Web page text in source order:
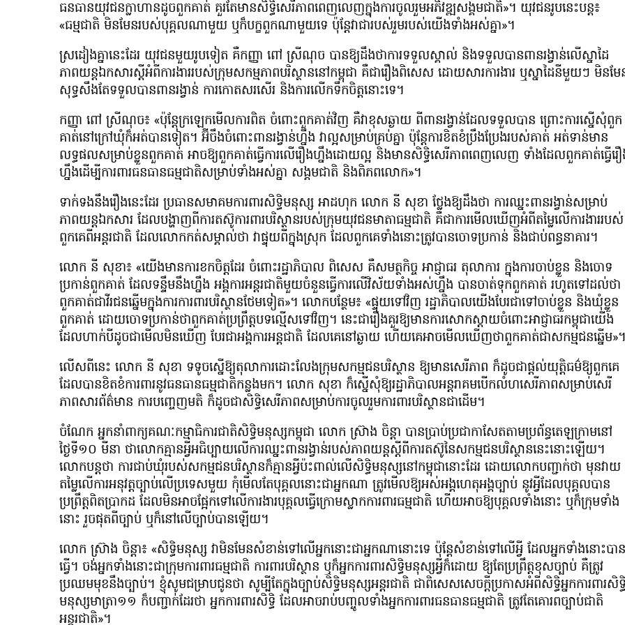
ធនធានយុវជនក្លាហានដូចពួកគាត់ គួរតែមានសិទ្ធិសេរីភាពពេញលេញក្នុងការចូលរួមអភិវឌ្ឍសង្គមជាតិ»។ យុវជនរូបនេះបន្ត៖
«ធម្មជាតិ មិនមែនរបស់បុគ្គលណាមួយ ឬក៏បក្ខពួកណាមួយទេ ប៉ុន្ដែវាជារបស់រួមរបស់យើងទាំងអស់គ្នា»។
ស្រដៀងគ្នានេះដែរ យុវជនមួយរូបទៀត គឺកញ្ញា ពៅ ស្រីណុច បានឱ្យដឹងថាការទទួលស្គាល់ និងទទួលបានពានរង្វាន់លើស្នាដៃ
ភាពយន្ដឯកសារស្ដីអំពីការងាររបស់ក្រុមសកម្មភាពបរិស្ថាននៅកម្ពុជា គឺជារឿងពិសេស ដោយសារការងារ ឬស្នាដៃនីមួយៗ មិនមែ
សុទ្ធសឹងតែទទួលបានពានរង្វាន់ ការកោតសរសើរ និងការលើកទឹកចិត្តនោះទេ។
កញ្ញា ពៅ ស្រីណុច៖ «ប៉ុន្ដែក្រឡេកមើលការពិត ចំពោះពួកគាត់វិញ គឺវាខុសឆ្ងាយ ពីពានរង្វាន់ដែលទទួលបាន ព្រោះការស្នើសុំពួក
គាត់នៅក្រៅឃុំក៏អត់បានទៀត។ អ៊ីចឹងចំពោះពានរង្វាន់ហ្នឹង វាល្អសម្រាប់គ្រប់គ្នា ប៉ុន្ដែការខិតខំប្រឹងប្រែងរបស់គាត់ អត់ទាន់មាន
លទ្ធផលសម្រាប់ខ្លួនពួកគាត់ អាចឱ្យពួកគាត់ធ្វើការលើរឿងហ្នឹងដោយល្អ និងមានសិទ្ធិសេរីភាពពេញលេញ ទាំងដែលពួកគាត់ធ្វើរ
ហ្នឹងដើម្បីការពារធនធានធម្មជាតិសម្រាប់ទាំងអស់គ្នា សង្គមជាតិ និងពិភពលោក»។
ទាក់ទងនឹងរឿងនេះដែរ ប្រធានសមាគមការពារសិទ្ធិមនុស្ស អាដហុក លោក នី សុខា ថ្លែងឱ្យដឹងថា ការឈ្នះពានរង្វាន់សម្រាប់
ភាពយន្ដឯកសារ ដែលបង្ហាញពីការតស៊ូការពារបរិស្ថានរបស់ក្រុមយុវជនមាតាធម្មជាតិ គឺជាការមើលឃើញអំពីតម្លៃលើការងាររបស់
ពួកគេពីអន្តរជាតិ ដែលលោកកត់សម្គាល់ថា វាផ្ទុយពីក្នុងស្រុក ដែលពួកគេទាំងនោះត្រូវបានចោទប្រកាន់ និងជាប់ពន្ធនាគារ។
លោក នី សុខា៖ «យើងមានការខកចិត្តដែរ ចំពោះរដ្ឋាភិបាល ពិសេស គឺសមត្ថកិច្ច អាជ្ញាធរ តុលាការ ក្នុងការចាប់ខ្លួន និងចោទ
ប្រកាន់ពួកគាត់ ដែលទន្ទឹមនឹងហ្នឹង អង្គការអន្ដរជាតិមួយចំនួនធ្វើការលើវិស័យទាំងអស់ហ្នឹង បានចាត់ទុកពួកគាត់ រហូតទៅដល់ថា
ពួកគាត់ជាវីរជនឆ្នើមក្នុងការការពារបរិស្ថានថែមទៀត»។ លោកបន្ថែម៖ «ផ្ទុយទៅវិញ រដ្ឋាភិបាលយើងបែរជាទៅចាប់ខ្លួន និងឃុំខ្លួន
ពួកគាត់ ដោយចោទប្រកាន់ថាពួកគាត់ប្រព្រឹត្តបទល្មើសទៅវិញ។ នេះជារឿងគួរឱ្យមានការសោកស្ដាយចំពោះអាជ្ញាធរកម្ពុជាយើង
ដែលហាក់បីដូចជាមើលមិនឃើញ បែរជាអង្គការអន្តជាតិ ដែលគេនៅឆ្ងាយ ហើយគេអាចមើលឃើញថាពួកគាត់ជាសកម្មជនឆ្នើម
លើសពីនេះ លោក នី សុខា ទទូចស្នើឱ្យតុលាការដោះលែងក្រុមសកម្មជនបរិស្ថាន ឱ្យមានសេរីភាព ក៏ដូចជាផ្ដល់យុត្តិធម៌ឱ្យពួកគេ
ដែលបានខិតខំការពារនូវធនធានធម្មជាតិកន្លងមក។ លោក សុខា ក៏ស្នើសុំឱ្យរដ្ឋាភិបាលអន្តរាគមបើកលំហសេរីភាពសម្រាប់សេរី
ភាពសារព័ត៌មាន ការបញ្ចេញមតិ ក៏ដូចជាសិទ្ធិសេរីភាពសម្រាប់ការចូលរួមការពារបរិស្ថានជាដើម។
ចំណែក អ្នកនាំពាក្យគណៈកម្មាធិការជាតិសិទ្ធិមនុស្សកម្ពុជា លោក ស្រ៊ាង ចិន្តា បានប្រាប់ប្រជាកាសែតតាមប្រព័ន្ធតេឡក្រាមនៅ
ថ្ងៃទី១០ មីនា ថាលោកគ្មានអ្វីអធិប្បាយលើការឈ្នះពានរង្វាន់របស់ភាពយន្ដស្ដីពីការតស៊ូនៃសកម្មជនបរិស្ថាននេះនោះឡើយ។
លោកបន្តថា ការជាប់ឃុំរបស់សកម្មជនបរិស្ថានក៏គ្មានអ្វីប៉ះពាល់លើសិទ្ធិមនុស្សនៅកម្ពុជានោះដែរ ដោយលោកបញ្ជាក់ថា មុនវាយ
តម្លៃលើការអនុវត្តច្បាប់លើប្រទេសមួយ កុំមើលតែបុគ្គលនោះជាអ្នកណា ត្រូវមើលឱ្យអស់អង្គហេតុអង្គច្បាប់ នូវអ្វីដែលបុគ្គលបាន
ប្រព្រឹត្តពិតប្រាកដ ដែលមិនអាចផ្អែកទៅលើការងារបុគ្គលធ្វើក្រោមស្លាកការពារធម្មជាតិ ហើយអាចឱ្យបុគ្គលទាំងនោះ ឬក៏ក្រុមទាំង
នោះ រួចផុតពីច្បាប់ ឬក៏នៅលើច្បាប់បានឡើយ។
លោក ស្រ៊ាង ចិន្ដា៖ «សិទ្ធិមនុស្ស វាមិនមែនសំខាន់ទៅលើអ្នកនោះជាអ្នកណានោះទេ ប៉ុន្ដែសំខាន់ទៅលើអ្វី ដែលអ្នកទាំងនោះបាន
ធ្វើ។ ចង់អ្នកទាំងនោះជាក្រុមការពារធម្មជាតិ ការពារបរិស្ថាន ឬក៏អ្នកការពារសិទ្ធិមនុស្សអ្វីក៏ដោយ ឱ្យតែប្រព្រឹត្តខុសច្បាប់ គឺត្រូវ
ប្រឈមមុខនឹងច្បាប់។ ខ្ញុំសូមជម្រាបជូនថា សូម្បីតែក្នុងច្បាប់សិទ្ធិមនុស្សអន្តរជាតិ ជាពិសេសសេចក្ដីប្រកាសអំពីសិទ្ធិអ្នកការពារសិទ្
មនុស្សមាត្រា១១ ក៏បញ្ជាក់ដែរថា អ្នកការពារសិទ្ធិ ដែលអាចរាប់បញ្ចូលទាំងអ្នកការពារធនធានធម្មជាតិ ត្រូវតែគោរពច្បាប់ជាតិ
អន្តរជាតិ»។